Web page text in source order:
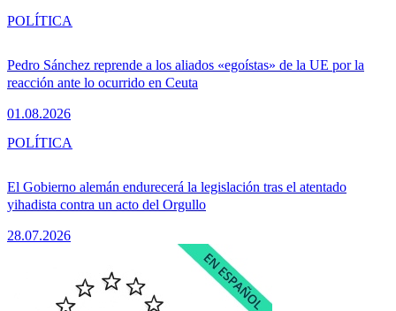
Pedro Sánchez reprende a los aliados «egoístas» de la UE por la
reacción ante lo ocurrido en Ceuta
01.08.2026
POLÍTICA
El Gobierno alemán endurecerá la legislación tras el atentado
yihadista contra un acto del Orgullo
28.07.2026
POLÍTICA